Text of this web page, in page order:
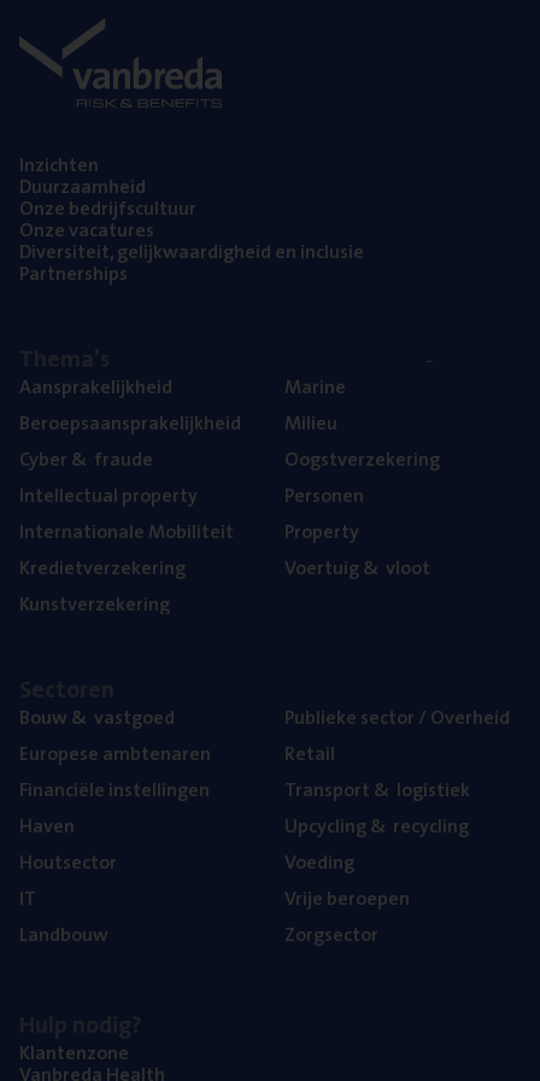
Inzich­ten
Duur­zaam­heid
Onze bedrijfs­cul­tuur
Onze vaca­tu­res
Diver­si­teit, gelijk­waar­dig­heid en inclusie
Part­ner­ships
Aan­spra­ke­lijk­heid
Beroeps­aan­spra­ke­lijk­heid
Cyber& fraude
Intel­lec­tu­al property
Inter­na­ti­o­na­le Mobiliteit
Kre­diet­ver­ze­ke­ring
Kunst­ver­ze­ke­ring
Mari­ne
Mili­eu
Oogst­ver­ze­ke­ring
Per­so­nen
Pro­per­ty
Voer­tuig& vloot
Bouw& vastgoed
Euro­pe­se ambtenaren
Finan­ci­ë­le instellingen
Haven
Hout­sec­tor
IT
Land­bouw
Publie­ke sec­tor / Overheid
Retail
Trans­port& logistiek
Upcy­cling& recycling
Voe­ding
Vrije beroe­pen
Zorg­sec­tor
Klan­ten­zo­ne
Van­b­re­da Health